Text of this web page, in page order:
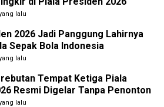
lalu
2026 Jadi Panggung Lahirnya
Sepak Bola Indonesia
lalu
Tempat Ketiga Piala
Resmi Digelar Tanpa Penonton
lalu